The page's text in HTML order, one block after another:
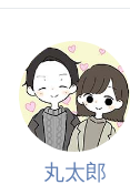
丸太郎